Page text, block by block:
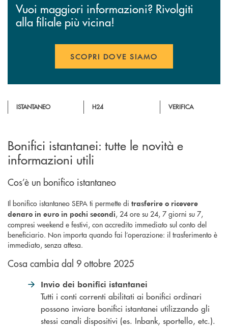
Vuoi maggiori informazioni? Rivolgiti
alla filiale più vicina!
SCOPRI DOVE SIAMO
ISTANTANEO H24 VERIFICA
Bonifici istantanei: tutte le novità e
informazioni utili
Cos’è un bonifico istantaneo
Il bonifico istantaneo SEPA ti permette di trasferire o ricevere
denaro in euro in pochi secondi, 24 ore su 24, 7 giorni su 7,
compresi weekend e festivi, con accredito immediato sul conto del
beneficiario. Non importa quando fai l’operazione: il trasferimento è
immediato, senza attesa.
Cosa cambia dal 9 ottobre 2025
Invio dei bonifici istantanei
Tutti i conti correnti abilitati ai bonifici ordinari
possono inviare bonifici istantanei utilizzando gli
stessi canali dispositivi (es. Inbank, sportello, etc.).